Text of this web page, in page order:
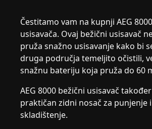
Čestitamo vam na kupnji AEG
usisavača. Ovaj bežični usisavač
pruža snažno usisavanje kako bi
druga područja temeljito očistili,
snažnu bateriju koja pruža do 60
AEG 8000 bežični usisavač
praktičan zidni nosač za punjenje
skladištenje.